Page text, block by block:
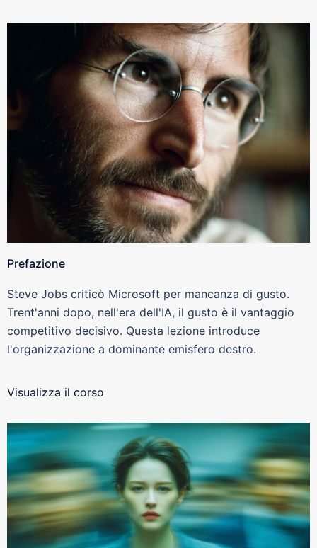
Prefazione
Steve Jobs criticò Microsoft per mancanza di gusto.
Trent'anni dopo, nell'era dell'IA, il gusto è il vantaggio
competitivo decisivo. Questa lezione introduce
l'organizzazione a dominante emisfero destro.
Visualizza il corso